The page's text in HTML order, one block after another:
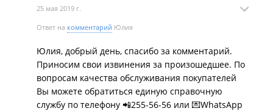
25 мая 2019 г.
Ответ на комментарий Юлия
Юлия, добрый день, спасибо за комментарий.
Приносим свои извинения за произошедшее. По
вопросам качества обслуживания покупателей
Вы можете обратиться единую справочную
службу по телефону 📲255-56-56 или 💌WhatsApp